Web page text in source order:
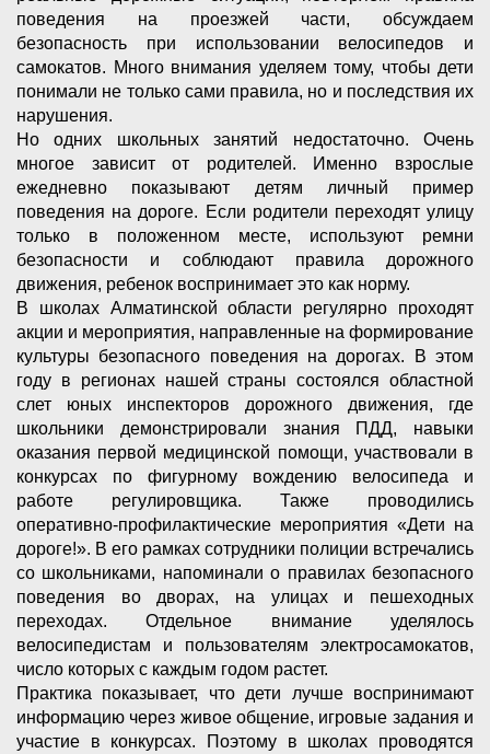
поведения на проезжей части, обсуждаем
безопасность при использовании велосипедов и
самокатов. Много внимания уделяем тому, чтобы дети
понимали не только сами правила, но и последствия их
нарушения.
Но одних школьных занятий недостаточно. Очень
многое зависит от родителей. Именно взрослые
ежедневно показывают детям личный пример
поведения на дороге. Если родители переходят улицу
только в положенном месте, используют ремни
безопасности и соблюдают правила дорожного
движения, ребенок воспринимает это как норму.
В школах Алматинской области регулярно проходят
акции и мероприятия, направленные на формирование
культуры безопасного поведения на дорогах. В этом
году в регионах нашей страны состоялся областной
слет юных инспекторов дорожного движения, где
школьники демонстрировали знания ПДД, навыки
оказания первой медицинской помощи, участвовали в
конкурсах по фигурному вождению велосипеда и
работе регулировщика. Также проводились
оперативно-профилактические мероприятия «Дети на
дороге!». В его рамках сотрудники полиции встречались
со школьниками, напоминали о правилах безопасного
поведения во дворах, на улицах и пешеходных
переходах. Отдельное внимание уделялось
велосипедистам и пользователям электросамокатов,
число которых с каждым годом растет.
Практика показывает, что дети лучше воспринимают
информацию через живое общение, игровые задания и
участие в конкурсах. Поэтому в школах проводятся